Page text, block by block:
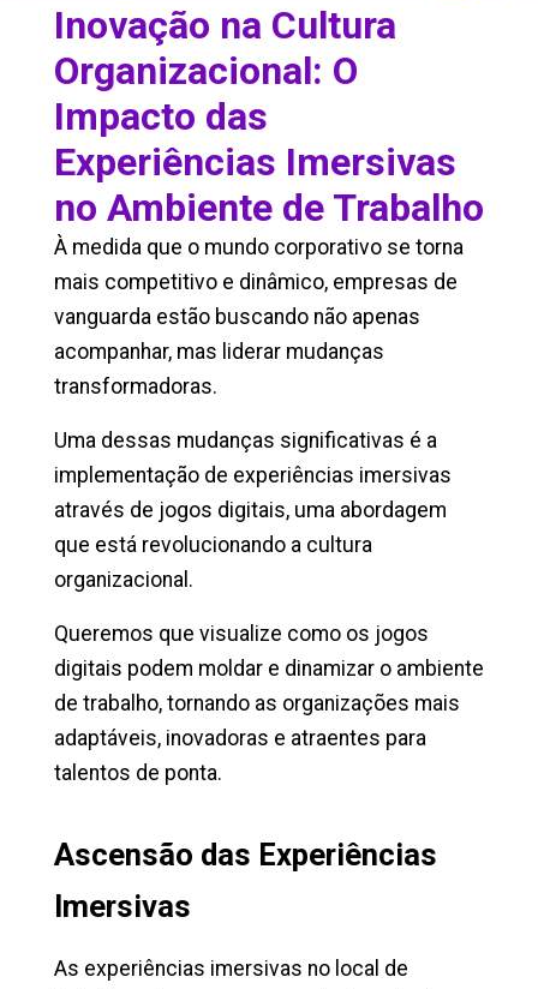
Inovação na Cultura
Organizacional: O
Impacto das
Experiências Imersivas
no Ambiente de Trabalho
À medida que o mundo corporativo se torna
mais competitivo e dinâmico, empresas de
vanguarda estão buscando não apenas
acompanhar, mas liderar mudanças
transformadoras.
Uma dessas mudanças significativas é a
implementação de experiências imersivas
através de jogos digitais, uma abordagem
que está revolucionando a cultura
organizacional.
Queremos que visualize como os jogos
digitais podem moldar e dinamizar o ambiente
de trabalho, tornando as organizações mais
adaptáveis, inovadoras e atraentes para
talentos de ponta.
Ascensão das Experiências
Imersivas
As experiências imersivas no local de